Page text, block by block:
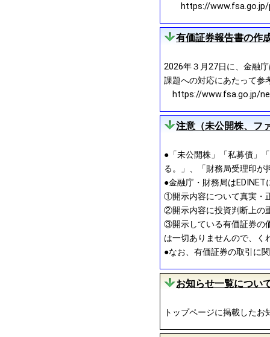
https://www.fsa.go.jp/
有価証券報告書の作
2026年３月27日に、金融
課題への対応にあたって参
https://www.fsa.go.jp/
注意（未公開株、フ
●「未公開株」「私募債」
る。」、「財務局受理印が
●金融庁・財務局は
①開示内容について真実・
②開示内容に投資判断上の
③開示している有価証券の
は一切ありませんので、く
●なお、有価証券の取引に
お知らせ一覧につい
トップページに掲載した